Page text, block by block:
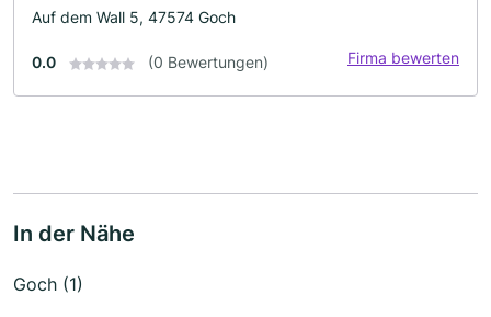
Auf dem Wall 5, 47574 Goch
0.0 (0 Bewertungen) Firma bewerten
In der Nähe
Goch (1)